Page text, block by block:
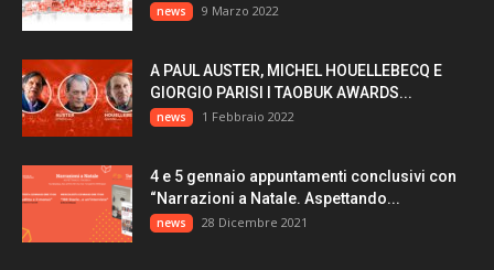
news 9 Marzo 2022
A PAUL AUSTER, MICHEL HOUELLEBECQ E
GIORGIO PARISI I TAOBUK AWARDS...
news 1 Febbraio 2022
4 e 5 gennaio appuntamenti conclusivi con
“Narrazioni a Natale. Aspettando...
news 28 Dicembre 2021